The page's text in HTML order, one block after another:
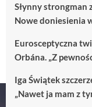
Słynny strongman
Nowe doniesienia
Eurosceptyczna
Orbána. „Z
Iga Świątek
„Nawet ja mam z